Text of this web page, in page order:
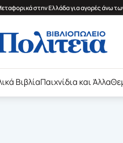
στην Ελλάδα για αγορές άνω
ΒιβλίαΠαιχνίδια και Άλλα